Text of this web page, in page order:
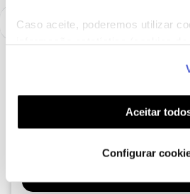
Caso aceite, poderemos utilizar
funcionalidades (cookies de
funcionalidade) e adaptar
(cookies de publicidade
utilização dos cookies clicando
Aceitar
Configurar